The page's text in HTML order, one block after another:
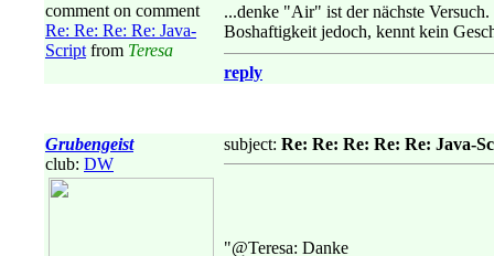
comment on comment
Re: Re: Re: Re: Java-
Script from Teresa
...denke "Air" ist der nächste Versuch.
Boshaftigkeit jedoch, kennt kein
reply
Grubengeist
club: DW
subject: Re: Re: Re: Re: Re: Java-
"@Teresa: Danke